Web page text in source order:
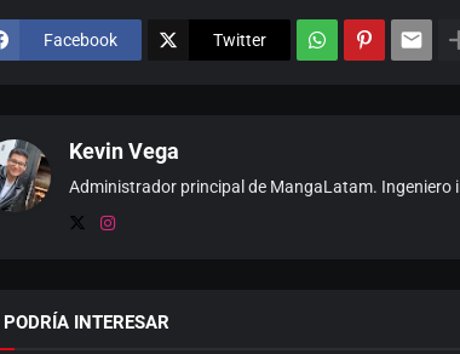
Facebook Twitter
Kevin Vega
Administrador principal de MangaLatam. Ingeniero
PODRÍA INTERESAR